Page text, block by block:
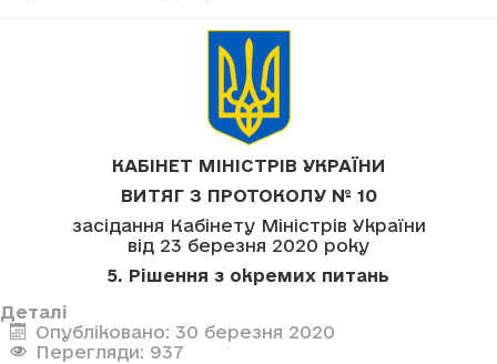
КАБІНЕТ МІНІСТРІВ УКРАЇНИ
ВИТЯГ З ПРОТОКОЛУ № 10
засідання Кабінету Міністрів України
від 23 березня 2020 року
5. Рішення з окремих питань
Деталі
Опубліковано: 30 березня 2020
Перегляди: 937